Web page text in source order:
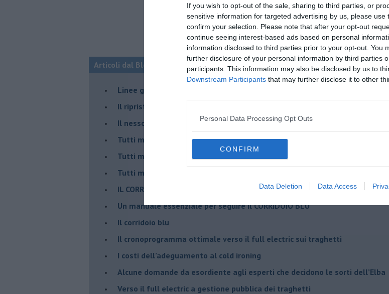
If you wish to opt-out of the sale, sharing to third parties, or
sensitive information for targeted advertising by us, please use
confirm your selection. Please note that after your opt-out
continue seeing interest-based ads based on personal
information disclosed to third parties prior to your opt-out. You
further disclosure of your personal information by third parties
participants. This information may also be disclosed by us to
Downstream Participants that may further disclose it to other
Personal Data Processing Opt Outs
CONFIRM
Data Deletion Data Access
Articoli dal Blog “Disincantato” di Adolfo Santoro
​Linee guida per organizzare il civismo della complessità
​Il ripristino della natura secondo la legge e l’impegno dei Cittadini
Il nesso tra cambiamenti climatici e salute umana
Tutti morimmo a stento (3)
Tutti morimmo a stento (2)
​Tutti morimmo a stento (1)
IL CORRIDOIO BLU il resoconto del convegno
Un manuale essenziale per seguire il CORRIDOIO BLU
Il corridoio blu
​Il cronoprogramma ottimale verso il full electric sui traghetti
​I costi dell’adeguamento al cold ironing
Alcune domande da esordiente agli esperti che decidono le sorti dell’Elba
Verso il full electric a gestione pubblica dei traghetti​